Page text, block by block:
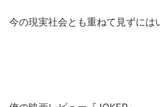
今の現実社会とも重ねて見ずには